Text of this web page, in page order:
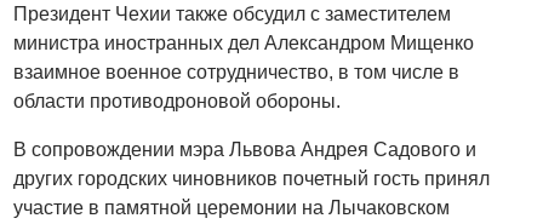
Президент Чехии также обсудил с заместителем
министра иностранных дел Александром Мищенко
взаимное военное сотрудничество, в том числе в
области противодроновой обороны.
В сопровождении мэра Львова Андрея Садового и
других городских чиновников почетный гость принял
участие в памятной церемонии на Лычаковском